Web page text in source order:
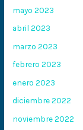
mayo 2023
abril 2023
marzo 2023
febrero 2023
enero 2023
diciembre 2022
noviembre 2022